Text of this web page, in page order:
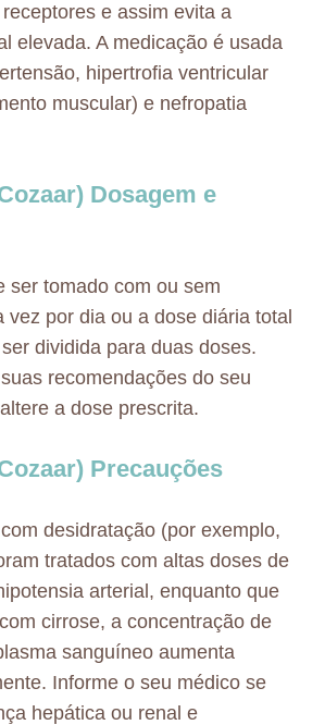
e assim evita a
elevada. A medicação é usada
hipertrofia ventricular
muscular) e nefropatia
Dosagem e
ser tomado com ou sem
vez por dia ou a dose diária total
dividida para duas doses.
recomendações do seu
a dose prescrita.
Precauções
desidratação (por exemplo,
tratados com altas doses de
arterial, enquanto que
cirrose, a concentração de
sanguíneo aumenta
Informe o seu médico se
hepática ou renal e